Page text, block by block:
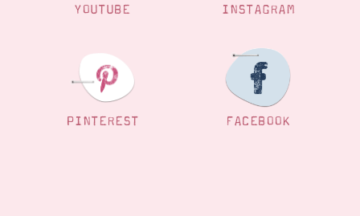
YOUTUBE INSTAGRAM
PINTEREST FACEBOOK